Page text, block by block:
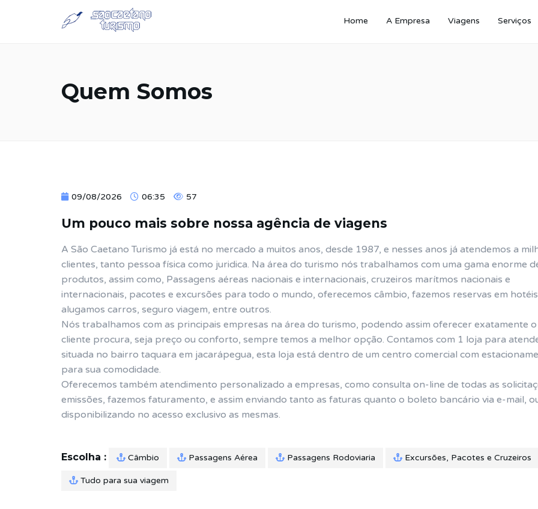
Home A Empresa Viagens Serviços
Quem Somos
09/08/2026 06:35 57
Um pouco mais sobre nossa agência de viagens
A São Caetano Turismo já está no mercado a muitos anos, desde 1987, e nesses anos já atendemos a
clientes, tanto pessoa física como juridica. Na área do turismo nós trabalhamos com uma gama enorme
produtos, assim como, Passagens aéreas nacionais e internacionais, cruzeiros marítmos nacionais e
internacionais, pacotes e excursões para todo o mundo, oferecemos câmbio, fazemos reservas em
alugamos carros, seguro viagem, entre outros.
Nós trabalhamos com as principais empresas na área do turismo, podendo assim oferecer exatamente o
cliente procura, seja preço ou conforto, sempre temos a melhor opção. Contamos com 1 loja para
situada no bairro taquara em jacarápegua, esta loja está dentro de um centro comercial com
para sua comodidade.
Oferecemos também atendimento personalizado a empresas, como consulta on-line de todas as
emissões, fazemos faturamento, e assim enviando tanto as faturas quanto o boleto bancário via e-mail,
disponibilizando no acesso exclusivo as mesmas.
Escolha : Câmbio Passagens Aérea Passagens Rodoviaria Excursões, Pacotes e Cruzeiros
Tudo para sua viagem